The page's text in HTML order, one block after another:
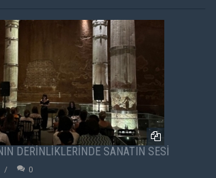
DERİNLİKLERİNDE SANATIN SESİ
0